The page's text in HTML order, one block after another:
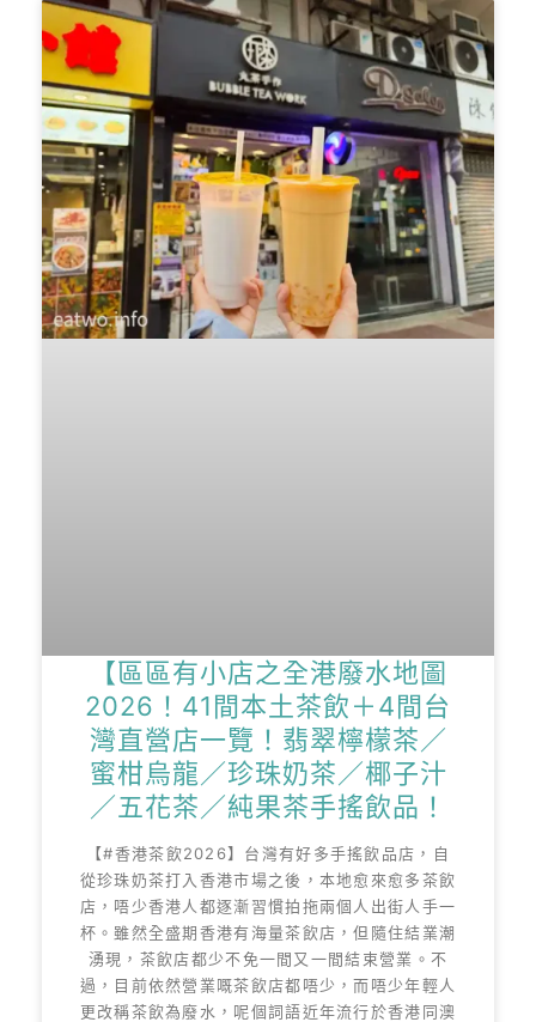
【區區有小店之全港廢水地圖
2026！41間本土茶飲＋4間台
灣直營店一覽！翡翠檸檬茶／
蜜柑烏龍／珍珠奶茶／椰子汁
／五花茶／純果茶手搖飲品！
【#香港茶飲2026】台灣有好多手搖飲品店，自
從珍珠奶茶打入香港市場之後，本地愈來愈多茶飲
店，唔少香港人都逐漸習慣拍拖兩個人出街人手一
杯。雖然全盛期香港有海量茶飲店，但隨住結業潮
湧現，茶飲店都少不免一間又一間結束營業。不
過，目前依然營業嘅茶飲店都唔少，而唔少年輕人
更改稱茶飲為廢水，呢個詞語近年流行於香港同澳